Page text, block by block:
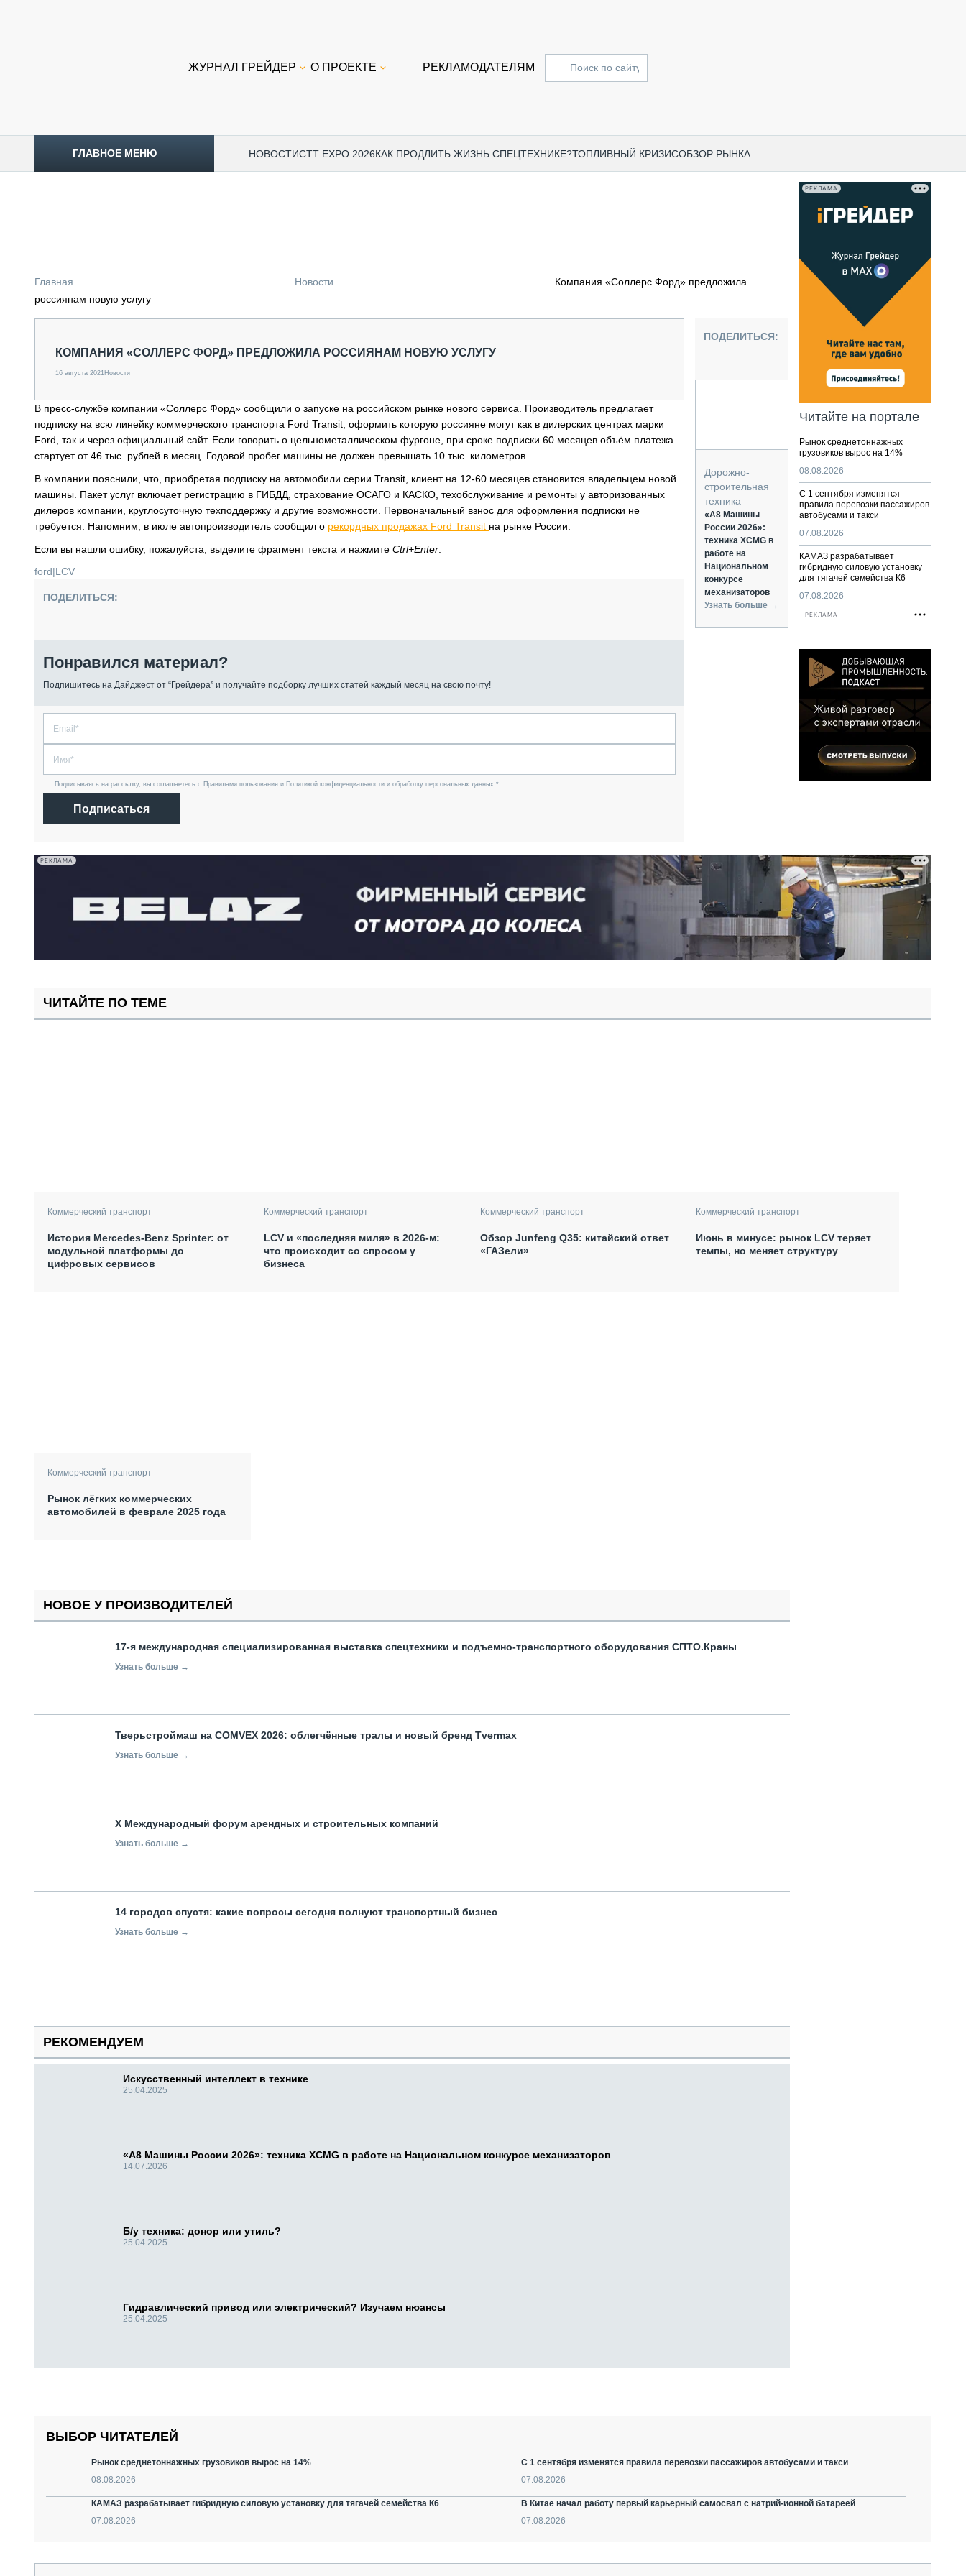
ЖУРНАЛ ГРЕЙДЕР О ПРОЕКТЕ РЕКЛАМОДАТЕЛЯМ
ГЛАВНОЕ МЕНЮ НОВОСТИCTT EXPO 2026КАК ПРОДЛИТЬ ЖИЗНЬ СПЕЦТЕХНИКЕ?ТОПЛИВНЫЙ КРИЗИСОБЗОР РЫНКА
ОБЗОР РЫНКА
ГРУЗОПЕРЕВОЗКИ
ИСПЫТАТЕЛИ
ТЕХНОЛОГИИ
ДОРОЖНАЯ ИНДУСТРИЯ
СЕРВИСМЕНЫ
ПОДЪЁМНАЯ ТЕХНИКА
ПАССАЖИРСКИЙ ТРАНСПОРТ
КАРЬЕРНАЯ ТЕХНИКА
ЛОГИСТИКА И СКЛАД
АВТОМАТИЗАЦИЯ И ТЕХНОЛОГИИ
Главная Новости
Компания «Соллерс Форд» предложила
россиянам новую услугу
КОМПАНИЯ «СОЛЛЕРС ФОРД» ПРЕДЛОЖИЛА РОССИЯНАМ НОВУЮ УСЛУГУ
16 августа 2021Новости
В пресс-службе компании «Соллерс Форд» сообщили о запуске на российском рынке нового сервиса. Производитель предлагает
подписку на всю линейку коммерческого транспорта Ford Transit, оформить которую россияне могут как в дилерских центрах марки
Ford, так и через официальный сайт. Если говорить о цельнометаллическом фургоне, при сроке подписки 60 месяцев объём платежа
стартует от 46 тыс. рублей в месяц. Годовой пробег машины не должен превышать 10 тыс. километров.
В компании пояснили, что, приобретая подписку на автомобили серии Transit, клиент на 12-60 месяцев становится владельцем новой
машины. Пакет услуг включает регистрацию в ГИБДД, страхование ОСАГО и КАСКО, техобслуживание и ремонты у авторизованных
дилеров компании, круглосуточную техподдержку и другие возможности. Первоначальный взнос для оформления подписки не
требуется. Напомним, в июле автопроизводитель сообщил о рекордных продажах Ford Transit на рынке России.
Если вы нашли ошибку, пожалуйста, выделите фрагмент текста и нажмите Ctrl+Enter
ford|LCV
ПОДЕЛИТЬСЯ:
Понравился материал?
Подпишитесь на Дайджест от “Грейдера” и получайте подборку лучших статей каждый месяц на свою почту!
Подписываясь на рассылку, вы соглашаетесь с Правилами пользования и Политикой конфиденциальности и обработку персональных данных *
Подписаться
ПОДЕЛИТЬСЯ:
Дорожно-
строительная
техника
«А8 Машины
России 2026»:
техника XCMG в
работе на
Национальном
конкурсе
механизаторов
Узнать больше →
РЕКЛАМА
Читайте на портале
Рынок среднетоннажных
грузовиков вырос на 14%
08.08.2026
С 1 сентября изменятся
правила перевозки пассажиров
автобусами и такси
07.08.2026
КАМАЗ разрабатывает
гибридную силовую установку
для тягачей семейства К6
07.08.2026
РЕКЛАМА
РЕКЛАМА
ЧИТАЙТЕ ПО ТЕМЕ
Коммерческий транспорт
История Mercedes-Benz Sprinter: от
модульной платформы до
цифровых сервисов
Коммерческий транспорт
LCV и «последняя миля» в 2026-м:
что происходит со спросом у
бизнеса
Коммерческий транспорт
Обзор Junfeng Q35: китайский ответ
«ГАЗели»
Коммерческий транспорт
Июнь в минусе: рынок LCV теряет
темпы, но меняет структуру
Коммерческий транспорт
Рынок лёгких коммерческих
автомобилей в феврале 2025 года
НОВОЕ У ПРОИЗВОДИТЕЛЕЙ
17-я международная специализированная выставка спецтехники и подъемно-транспортного оборудования СПТО.Краны
Узнать больше →
Тверьстроймаш на COMVEX 2026: облегчённые тралы и новый бренд Tvermax
Узнать больше →
X Международный форум арендных и строительных компаний
Узнать больше →
14 городов спустя: какие вопросы сегодня волнуют транспортный бизнес
Узнать больше →
РЕКОМЕНДУЕМ
Искусственный интеллект в технике
25.04.2025
«А8 Машины России 2026»: техника XCMG в работе на Национальном конкурсе механизаторов
14.07.2026
Б/у техника: донор или утиль?
25.04.2025
Гидравлический привод или электрический? Изучаем нюансы
25.04.2025
ВЫБОР ЧИТАТЕЛЕЙ
Рынок среднетоннажных грузовиков вырос на 14%
08.08.2026
С 1 сентября изменятся правила перевозки пассажиров автобусами и такси
07.08.2026
КАМАЗ разрабатывает гибридную силовую установку для тягачей семейства К6
07.08.2026
В Китае начал работу первый карьерный самосвал с натрий-ионной батареей
07.08.2026